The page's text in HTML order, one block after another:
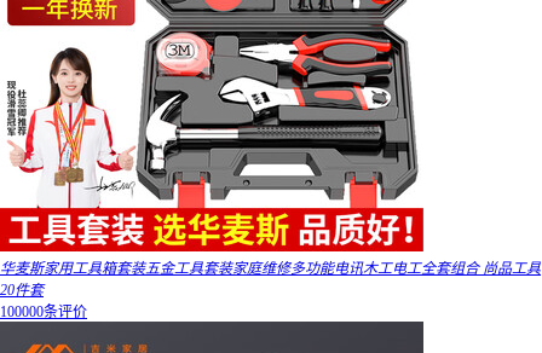
华麦斯家用工具箱套装五金工具套装家庭维修多功能电讯木工电工全套组合 尚品工具
20件套
100000条评价